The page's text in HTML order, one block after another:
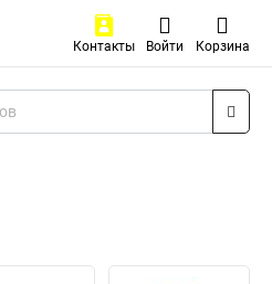
Контакты Войти Корзина